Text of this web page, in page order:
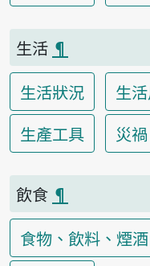
生活 ¶
生活狀況
生
生產工具
災禍
飲食 ¶
食物、飲料、煙酒